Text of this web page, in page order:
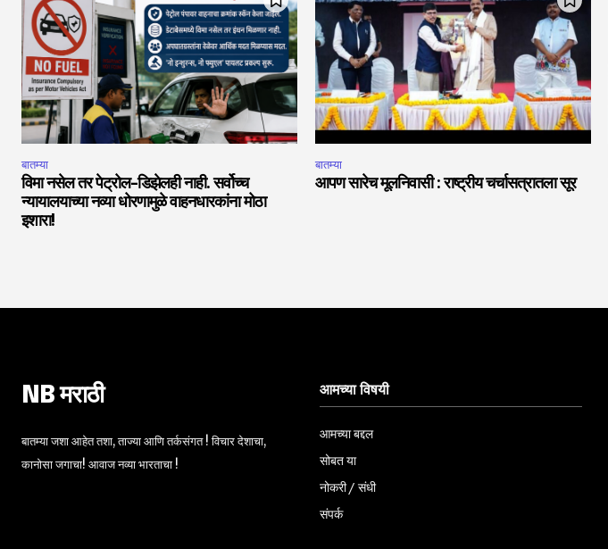
बातम्या
विमा नसेल तर पेट्रोल-डिझेलही नाही. सर्वोच्च
न्यायालयाच्या नव्या धोरणामुळे वाहनधारकांना मोठा
इशारा!
बातम्या
आपण सारेच मूलनिवासी : राष्ट्रीय चर्चासत्रातला सूर
NB मराठी
बातम्या जशा आहेत तशा, ताज्या आणि तर्कसंगत ! विचार देशाचा,
कानोसा जगाचा! आवाज नव्या भारताचा !
आमच्या विषयी
आमच्या बद्दल
सोबत या
नोकरी / संधी
संपर्क